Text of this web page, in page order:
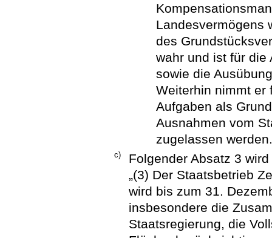
Landesvermögens
des
wahr und ist für die
sowie die
Weiterhin nimmt er
Aufgaben als
Ausnahmen vom
zugelassen
c)
Folgender Absatz 3
„(3) Der Staatsbetrieb
wird bis zum 31.
insbesondere die
Staatsregierung, die